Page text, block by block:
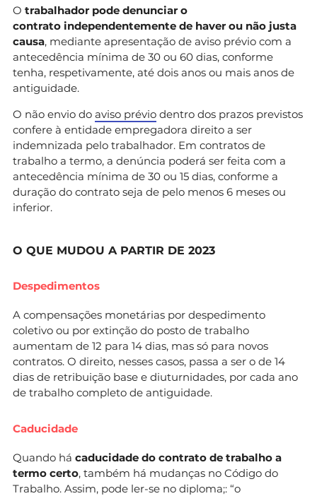
O trabalhador pode denunciar o
contrato independentemente de haver ou não justa
causa, mediante apresentação de aviso prévio com a
antecedência mínima de 30 ou 60 dias, conforme
tenha, respetivamente, até dois anos ou mais anos de
antiguidade.
O não envio do aviso prévio dentro dos prazos previstos
confere à entidade empregadora direito a ser
indemnizada pelo trabalhador. Em contratos de
trabalho a termo, a denúncia poderá ser feita com a
antecedência mínima de 30 ou 15 dias, conforme a
duração do contrato seja de pelo menos 6 meses ou
inferior.
O QUE MUDOU A PARTIR DE 2023
Despedimentos
A compensações monetárias por despedimento
coletivo ou por extinção do posto de trabalho
aumentam de 12 para 14 dias, mas só para novos
contratos. O direito, nesses casos, passa a ser o de 14
dias de retribuição base e diuturnidades, por cada ano
de trabalho completo de antiguidade.
Caducidade
Quando há caducidade do contrato de trabalho a
termo certo, também há mudanças no Código do
Trabalho. Assim, pode ler-se no diploma;: “o